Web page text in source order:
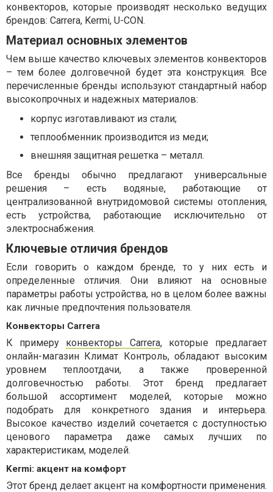
конвекторов, которые производят несколько ведущих
брендов: Carrera, Kermi, U-CON.
Материал основных элементов
Чем выше качество ключевых элементов конвекторов
– тем более долговечной будет эта конструкция. Все
перечисленные бренды используют стандартный набор
высокопрочных и надежных материалов:
корпус изготавливают из стали;
теплообменник производится из меди;
внешняя защитная решетка – металл.
Все бренды обычно предлагают универсальные
решения – есть водяные, работающие от
централизованной внутридомовой системы отопления,
есть устройства, работающие исключительно от
электроснабжения.
Ключевые отличия брендов
Если говорить о каждом бренде, то у них есть и
определенные отличия. Они влияют на основные
параметры работы устройства, но в целом более важны
как личные предпочтения пользователя.
Конвекторы Сarrera
К примеру конвекторы Сarrera, которые предлагает
онлайн-магазин Климат Контроль, обладают высоким
уровнем теплоотдачи, а также проверенной
долговечностью работы. Этот бренд предлагает
большой ассортимент моделей, которые можно
подобрать для конкретного здания и интерьера.
Высокое качество изделий сочетается с доступностью
ценового параметра даже самых лучших по
характеристикам, моделей.
Kermi: акцент на комфорт
Этот бренд делает акцент на комфортности применения.